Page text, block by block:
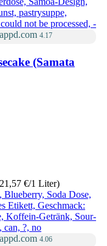
4.17
(Samata
€/1 Liter)
4.06